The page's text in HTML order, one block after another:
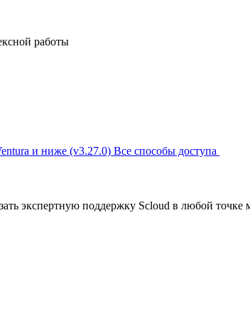
работы
и ниже (v3.27.0) Все способы доступа
экспертную поддержку Scloud в любой точке